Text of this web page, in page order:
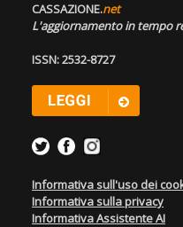
CASSAZIONE.net
L'aggiornamento in tempo
ISSN: 2532-8727
Informativa sull'uso dei
Informativa sulla privacy
Informativa Assistente AI